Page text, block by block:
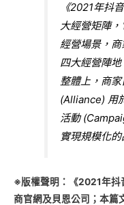
《2021年抖
大經營矩陣
經營場景，
四大經營陣
整體上，商
(Alliance) 用
活動
實現規模化的
※版權聲明：《2021年抖
商官網及貝恩公司；本篇